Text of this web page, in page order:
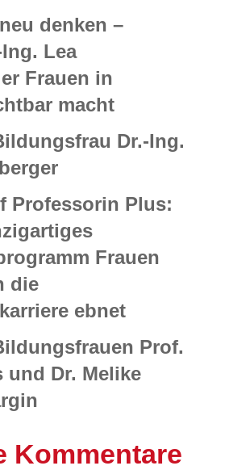
denken –
Lea
Frauen in
macht
Dr.-Ing.
Professorin Plus:
Frauen
die
ebnet
Prof.
und Dr. Melike
Kommentare